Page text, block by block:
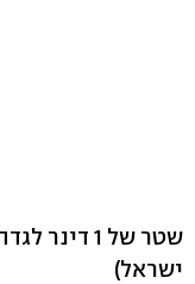
שטר של 1 דינר לגדה המערבית
ישראל)